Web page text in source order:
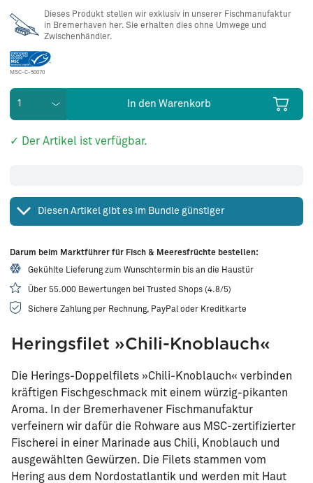
Dieses Produkt stellen wir exklusiv in unserer Fischmanufaktur
in Bremerhaven her. Sie erhalten dies ohne Umwege und
Zwischenhändler.
MSC-C-50070
In den Warenkorb
✓ Der Artikel ist verfügbar.
Diesen Artikel gibt es im Bundle günstiger
Darum beim Marktführer für Fisch & Meeresfrüchte bestellen:
Gekühlte Lieferung zum Wunschtermin bis an die Haustür
Über 55.000 Bewertungen bei Trusted Shops (4.8/5)
Sichere Zahlung per Rechnung, PayPal oder Kreditkarte
Heringsfilet »Chili-Knoblauch«
Die Herings-Doppelfilets »Chili-Knoblauch« verbinden
kräftigen Fischgeschmack mit einem würzig-pikanten
Aroma. In der Bremerhavener Fischmanufaktur
verfeinern wir dafür die Rohware aus MSC-zertifizierter
Fischerei in einer Marinade aus Chili, Knoblauch und
ausgewählten Gewürzen. Die Filets stammen vom
Hering aus dem Nordostatlantik und werden mit Haut